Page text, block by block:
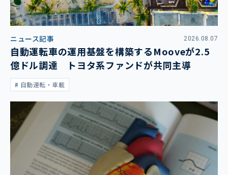
ニュース記事 2026.08.07
自動運転車の運用基盤を構築するMooveが2.5
億ドル調達 トヨタ系ファンドが共同主導
自動運転・車載